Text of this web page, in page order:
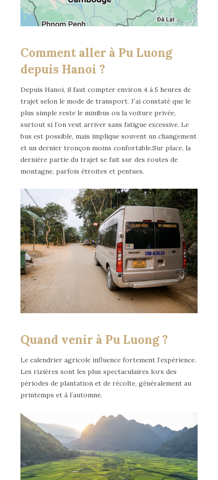
Comment aller à Pu Luong
depuis Hanoi ?
Depuis Hanoi, il faut compter environ 4 à 5 heures de
trajet selon le mode de transport. J’ai constaté que le
plus simple reste le minibus ou la voiture privée,
surtout si l’on veut arriver sans fatigue excessive. Le
bus est possible, mais implique souvent un changement
et un dernier tronçon moins confortable.Sur place, la
dernière partie du trajet se fait sur des routes de
montagne, parfois étroites et pentues.
Quand venir à Pu Luong ?
Le calendrier agricole influence fortement l’expérience.
Les rizières sont les plus spectaculaires lors des
périodes de plantation et de récolte, généralement au
printemps et à l’automne.